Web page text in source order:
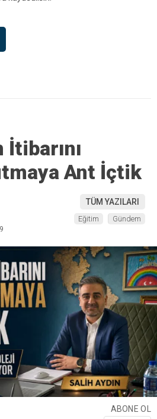
Ant İçtik
TÜM YAZILARI
Eğitim Gündem
ABONE OL